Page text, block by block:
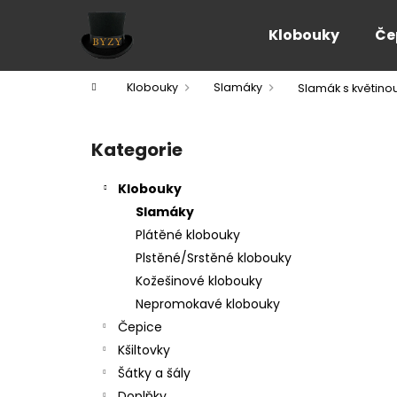
Klobouky
Domů
Klobouky Slamáky Slamák s
Přeskočit
kategorie
Kategorie
Klobouky
Slamáky
Plátěné klobouky
Plstěné/Srstěné klobouky
Kožešinové klobouky
Nepromokavé klobouky
Čepice
Kšiltovky
Šátky a šály
í
Zpět
do
Zpět
do